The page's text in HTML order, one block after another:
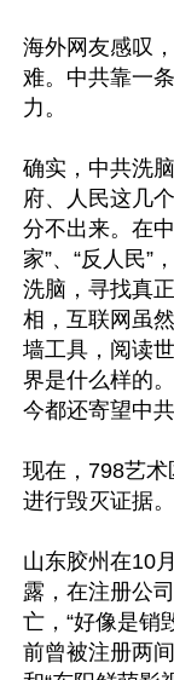
海外网友感叹
难。中共靠一
力。
确实，中共洗
府、人民这几
分不出来。在
家”、“反人民”
洗脑，寻找真
相，互联网虽
墙工具，阅读
界是什么样的
今都还寄望中
现在，798艺
进行毁灭证据。
山东胶州在10
露，在注册公
亡，“好像是销
前曾被注册两